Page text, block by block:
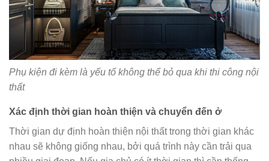
Phụ kiện đi kèm là yếu tố không thể bỏ qua khi thi công nội
thất
Xác định thời gian hoàn thiện và chuyển đến ở
Thời gian dự định hoàn thiện nội thất trong thời gian khác
nhau sẽ không giống nhau, bởi quá trình này cần trải qua